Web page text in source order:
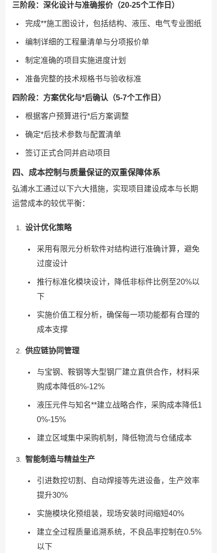
三阶段：深化设计与准确报价（20-25个工作日）
完成**施工图设计，包括结构、液压、电气专业图纸
编制详细的工程量清单与分项报价单
制定准确的项目实施进度计划
准备完整的技术规格书与验收标准
四阶段：方案优化与*后确认（5-7个工作日）
根据客户预算进行*后方案调整
确定*后技术参数与配置清单
签订正式合同并启动项目
四、成本控制与质量保证的双重保障体系
弘浦水工通过以下六大措施，实现项目建设成本与长期
运营成本的较优平衡：
设计优化策略
采用有限元分析软件对结构进行准确计算，避免
过度设计
推行标准化模块设计，降低非标件比例至20%以
下
实施价值工程分析，确保每一项功能都有合理的
成本支撑
供应链协同管理
与宝钢、鞍钢等大型钢厂建立直供合作，材料采
购成本降低8%-12%
液压元件与知名**建立战略合作，采购成本降低1
0%-15%
建立区域集中采购机制，降低物流与仓储成本
智能制造与精益生产
引进数控切割、自动焊接等先进设备，生产效率
提升30%
实施模块化预组装，现场安装时间缩短40%
建立全过程质量追溯系统，不良品率控制在0.5%
以下